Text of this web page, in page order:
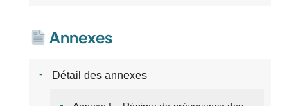
Annexes
Détail des annexes